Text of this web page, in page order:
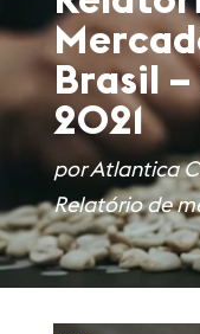
Brasil
2021
porAtlantica
Relatório de